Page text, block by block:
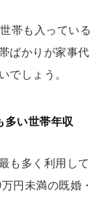
帯も入っている
ばかりが家事代
でしょう。
多い世帯年収
も多く利用して
円未満の既婚・